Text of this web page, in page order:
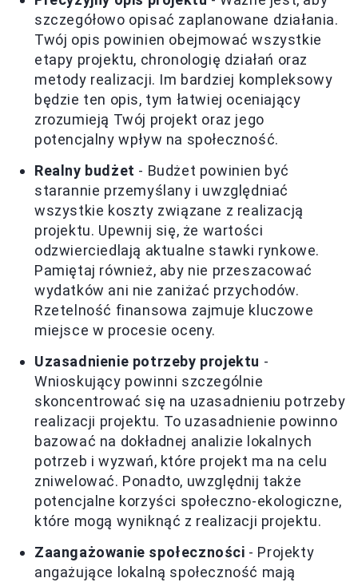
szczegółowo opisać zaplanowane działania.
Twój opis powinien obejmować wszystkie
etapy projektu, chronologię działań oraz
metody realizacji. Im bardziej kompleksowy
będzie ten opis, tym łatwiej oceniający
zrozumieją Twój projekt oraz jego
potencjalny wpływ na społeczność.
Realny budżet - Budżet powinien być
starannie przemyślany i uwzględniać
wszystkie koszty związane z realizacją
projektu. Upewnij się, że wartości
odzwierciedlają aktualne stawki rynkowe.
Pamiętaj również, aby nie przeszacować
wydatków ani nie zaniżać przychodów.
Rzetelność finansowa zajmuje kluczowe
miejsce w procesie oceny.
Uzasadnienie potrzeby projektu -
Wnioskujący powinni szczególnie
skoncentrować się na uzasadnieniu potrzeby
realizacji projektu. To uzasadnienie powinno
bazować na dokładnej analizie lokalnych
potrzeb i wyzwań, które projekt ma na celu
zniwelować. Ponadto, uwzględnij także
potencjalne korzyści społeczno-ekologiczne,
które mogą wyniknąć z realizacji projektu.
Zaangażowanie społeczności - Projekty
angażujące lokalną społeczność mają